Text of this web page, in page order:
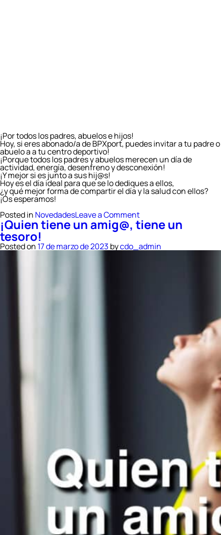
¡Por todos los padres, abuelos e hijos!
Hoy, si eres abonado/a de BPXport, puedes invitar a tu padre o
abuelo a a tu centro deportivo!
¡Porque todos los padres y abuelos merecen un día de
actividad, energía, desenfreno y desconexión!
¡Y mejor si es junto a sus hij@s!
Hoy es el día ideal para que se lo dediques a ellos,
¿y qué mejor forma de compartir el día y la salud con ellos?
¡Os esperamos!
Posted in NovedadesLeave a Commenton
¡Feliz
día
padre!
¡Quien tiene un amig@, tiene un
tesoro!
Posted on 17 de marzo de 2023 bycdo_admin